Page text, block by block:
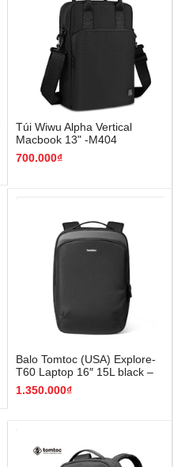
Túi Wiwu Alpha Vertical
Macbook 13" -M404
700.000₫
Balo Tomtoc (USA) Explore-
T60 Laptop 16″ 15L black –
T60M1D1
1.350.000₫